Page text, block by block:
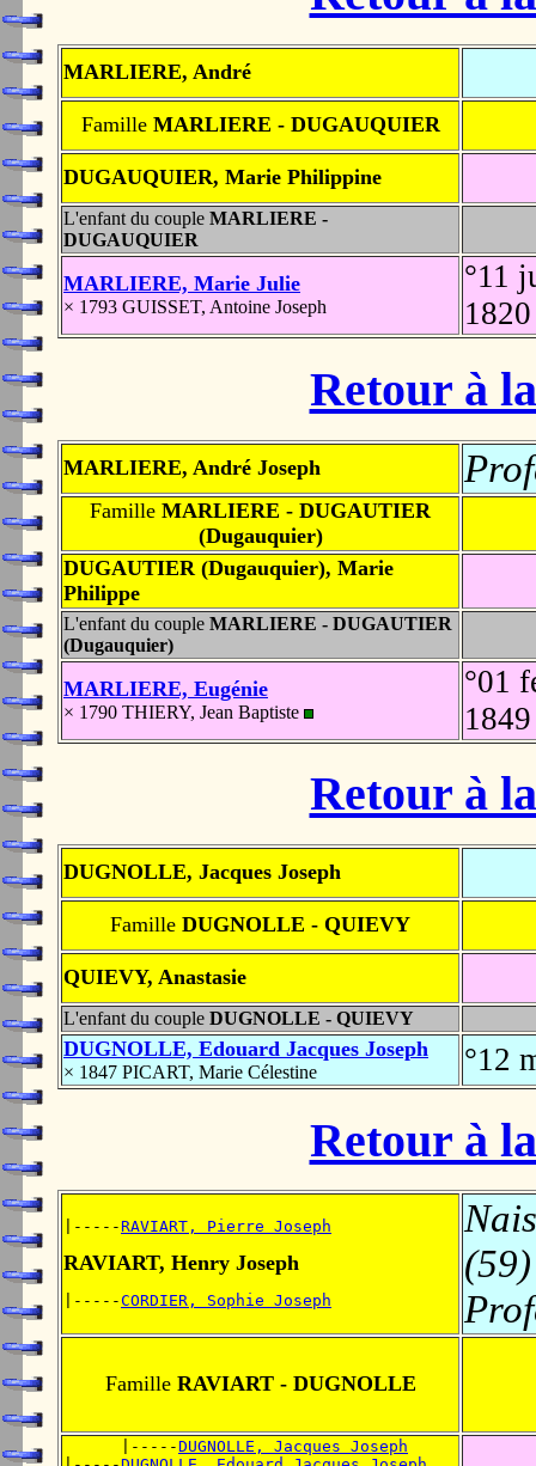
MARLIERE, André
FamilleMARLIERE - DUGAUQUIER
DUGAUQUIER, Marie Philippine
L'enfant du couple MARLIERE -
DUGAUQUIER
MARLIERE, Marie Julie
× 1793 GUISSET, Antoine Joseph
°11
Retour à
MARLIERE, André Joseph
Famille MARLIERE - DUGAUTIER
(Dugauquier)
DUGAUTIER (Dugauquier), Marie
Philippe
L'enfant du couple MARLIERE - DUGAUTIER
(Dugauquier)
MARLIERE, Eugénie
× 1790 THIERY, Jean Baptiste
°01
Retour à
DUGNOLLE, Jacques Joseph
Famille DUGNOLLE - QUIEVY
QUIEVY, Anastasie
L'enfant du couple DUGNOLLE - QUIEVY
DUGNOLLE, Edouard Jacques Joseph
× 1847 PICART, Marie Célestine °12
Retour à
|-----RAVIART, Pierre Joseph
RAVIART, Henry Joseph
|-----CORDIER, Sophie Joseph
(59)
FamilleRAVIART - DUGNOLLE
      |-----
DUGNOLLE, Jacques Joseph